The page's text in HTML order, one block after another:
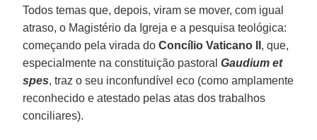
Todos temas que, depois, viram se mover, com igual
atraso, o Magistério da Igreja e a pesquisa teológica:
começando pela virada doConcílio Vaticano II , que,
especialmente na constituição pastoralGaudium et
spes, traz o seu inconfundível eco (como amplamente
reconhecido e atestado pelas atas dos trabalhos
conciliares).